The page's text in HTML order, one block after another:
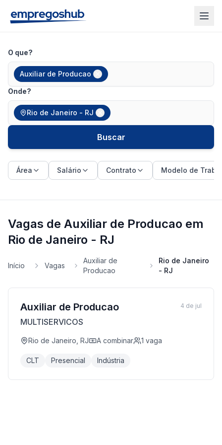
O que?
Auxiliar de Producao
Onde?
Rio de Janeiro - RJ
Buscar
Área Salário Contrato Modelo de
Vagas de Auxiliar de Producao em
Rio de Janeiro - RJ
Início Vagas
Auxiliar de
Producao
Rio de Janeiro
- RJ
Auxiliar de Producao
MULTISERVICOS
Rio de Janeiro, RJ A combinar 1 vaga
CLT Presencial Indústria
4 de jul